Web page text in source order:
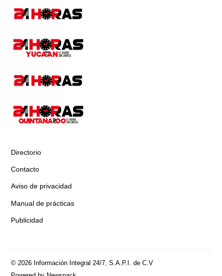
Directorio
Contacto
Aviso de privacidad
Manual de prácticas
Publicidad
© 2026 Información Integral 24/7, S.A.P.I. de C.V